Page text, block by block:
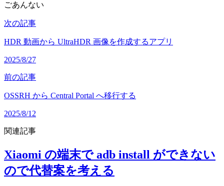
ごあんない
次の記事
HDR 動画から UltraHDR 画像を作成するアプリ
2025/8/27
前の記事
OSSRH から Central Portal へ移行する
2025/8/12
関連記事
Xiaomi の端末で adb install ができない
ので代替案を考える